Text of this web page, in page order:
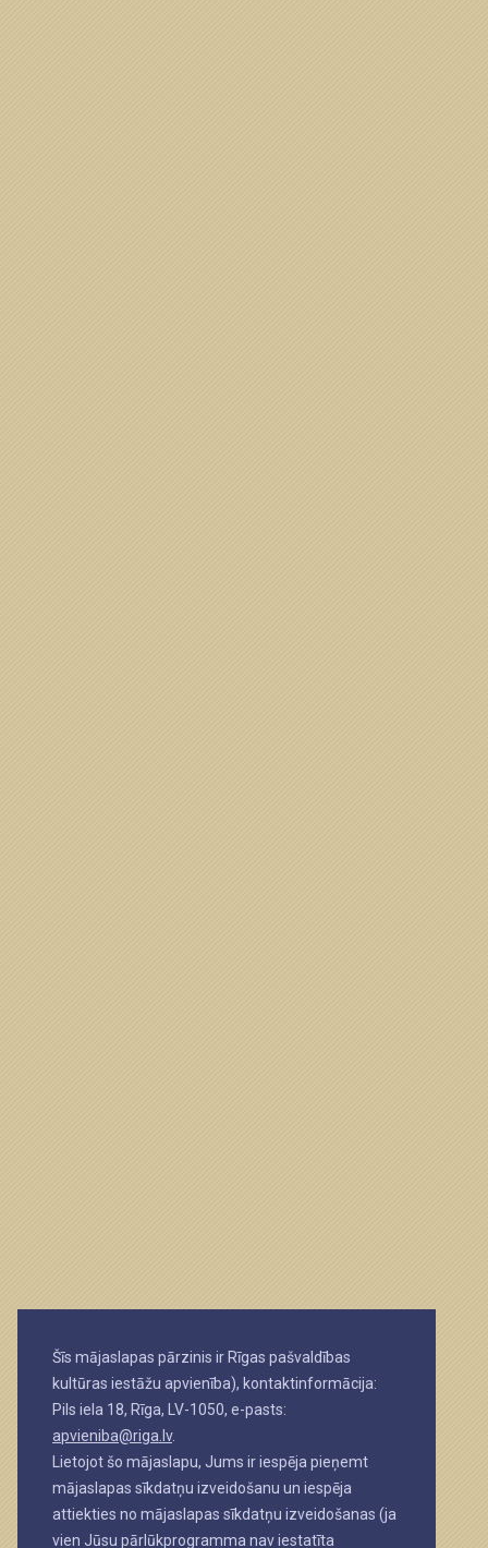
Šīs mājaslapas pārzinis ir Rīgas pašvaldības
kultūras iestāžu apvienība), kontaktinformācija:
Pils iela 18, Rīga, LV-1050, e-pasts:
apvieniba@riga.lv.
Lietojot šo mājaslapu, Jums ir iespēja pieņemt
mājaslapas sīkdatņu izveidošanu un iespēja
attiekties no mājaslapas sīkdatņu izveidošanas (ja
vien Jūsu pārlūkprogramma nav iestatīta